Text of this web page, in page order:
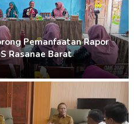
Pemanfaatan Rapor
Rasanae Barat